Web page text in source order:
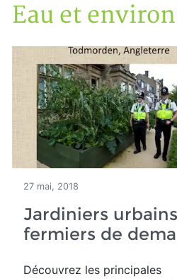
Accueil
Articles
Eau et environnement
Eau et
27 mai, 2018
Jardiniers
fermiers de
Découvrez les principales